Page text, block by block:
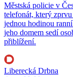
Městská policie v
telefonát, který
jednou hodinou
jeho domem sedí
přiblížení.
Liberecká Drbna